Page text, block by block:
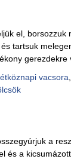
el,
tartsuk
gerezdekre
vacsora
a
és a